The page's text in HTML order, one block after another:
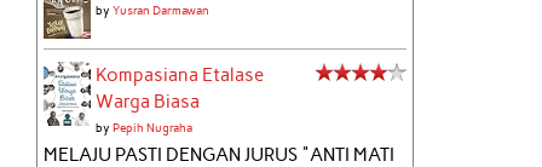
byYusran Darmawan
Kompasiana Etalase
Warga Biasa
byPepih Nugraha
MELAJU PASTI DENGAN JURUS "ANTI MATI